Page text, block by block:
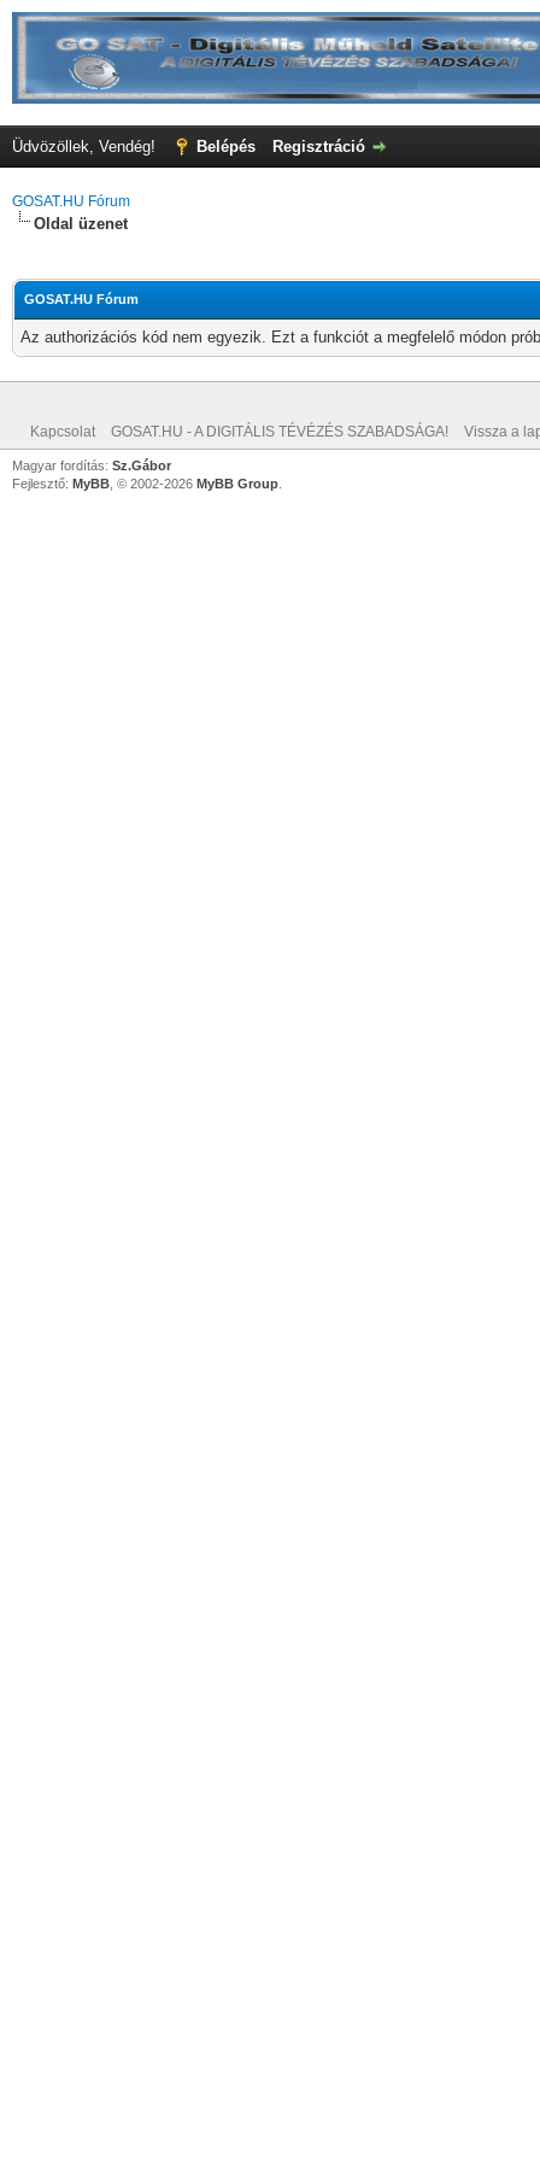
Üdvözöllek, Vendég! Belépés Regisztráció
GOSAT.HU Fórum
Oldal üzenet
GOSAT.HU Fórum
Az authorizációs kód nem egyezik. Ezt a funkciót a megfelelő módon
Kapcsolat GOSAT.HU - A DIGITÁLIS TÉVÉZÉS SZABADSÁGA! Vissza a
Magyar fordítás: Sz.Gábor
Fejlesztő: MyBB , © 2002-2026 MyBB Group